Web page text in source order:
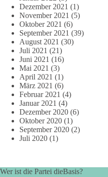
Dezember 2021 (1)
November 2021 (5)
Oktober 2021 (6)
September 2021 (39)
August 2021 (30)
Juli 2021 (21)
Juni 2021 (16)
Mai 2021 (3)
April 2021 (1)
März 2021 (6)
Februar 2021 (4)
Januar 2021 (4)
Dezember 2020 (6)
Oktober 2020 (1)
September 2020 (2)
Juli 2020 (1)
Wer ist die Partei dieBasis?